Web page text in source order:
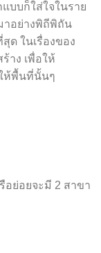
บบก็ใส่ใจในราย
าอย่างพิถีพิถัน
ด ในเรื่องของ
าง เพื่อให้
ห้พื้นที่นั้นๆ
อย่อยจะมี 2 สาขา